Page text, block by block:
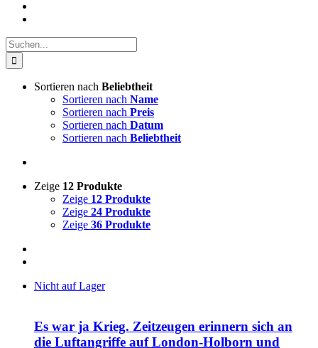
Suche
nach:
Sortieren nach Beliebtheit
Sortieren nach Name
Sortieren nach Preis
Sortieren nach Datum
Sortieren nach Beliebtheit
Zeige 12 Produkte
Zeige 12 Produkte
Zeige 24 Produkte
Zeige 36 Produkte
Nicht auf Lager
Es war ja Krieg. Zeitzeugen erinnern sich an
die Luftangriffe auf London-Holborn und